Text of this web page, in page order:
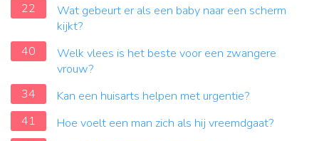
22
Wat gebeurt er als een baby naar een scherm
kijkt?
40
Welk vlees is het beste voor een zwangere
vrouw?
34
Kan een huisarts helpen met urgentie?
41
Hoe voelt een man zich als hij vreemdgaat?